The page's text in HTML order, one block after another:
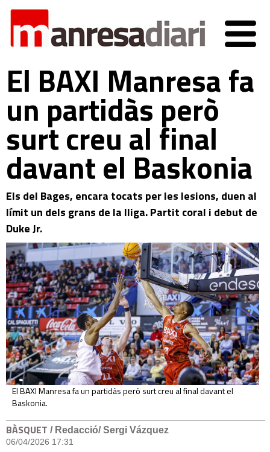
El BAXI Manresa fa
un partidàs però
surt creu al final
davant el Baskonia
Els del Bages, encara tocats per les lesions, duen al
límit un dels grans de la lliga. Partit coral i debut de
Duke Jr.
El BAXI Manresa fa un partidàs però surt creu al final davant el
Baskonia.
BÀSQUET / Redacció/ Sergi Vázquez
06/04/2026 17:31